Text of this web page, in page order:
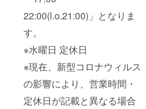
22:00(l.o.21:00)」となりま
す。
※水曜日 定休日
※現在、新型コロナウィルス
の影響により、営業時間・
定休日が記載と異なる場合